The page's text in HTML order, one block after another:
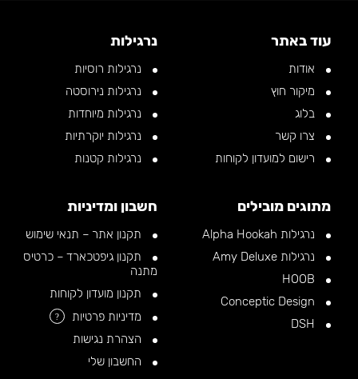
עוד באתר
אודות
מיקור חוץ
בלוג
צרו קשר
רישום למועדון לקוחות
נרגילות
נרגילות רוסיות
נרגילות נירוסטה
נרגילות מיוחדות
נרגילות יוקרתיות
נרגילות קטנות
מתוגים מובילים
נרגילות Alpha Hookah
נרגילות Amy Deluxe
חשבון ומדיניות
תקנון אתר – תנאי שימוש
תקנון גיפטכארד – כרטיס
מתנה
תקנון מועדון לקוחות
מדיניות פרטיות
?
הצהרת נגישות
החשבון שלי